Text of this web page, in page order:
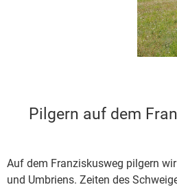
Pilgern auf dem
Auf dem Franziskusweg pilgern
und Umbriens. Zeiten des